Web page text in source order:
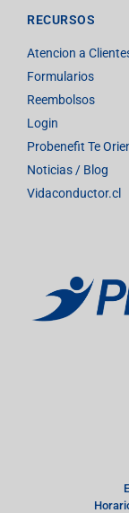
RECURSOS
Atencion a
Formularios
Reembolsos
Login
Probenefit Te
Noticias / Blog
Vidaconductor.cl